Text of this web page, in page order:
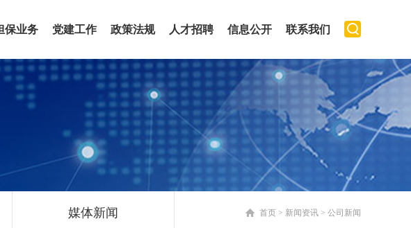
保业务 党建工作 政策法规 人才招聘 信息公开 联系我们
媒体新闻 首页 > 新闻资讯 > 公司新闻